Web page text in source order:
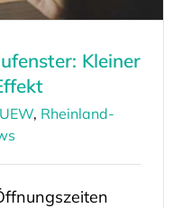
Kleiner
, Rheinland-